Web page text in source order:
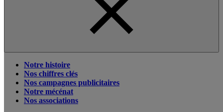
Notre histoire
Nos chiffres clés
Nos campagnes publicitaires
Notre mécénat
Nos associations